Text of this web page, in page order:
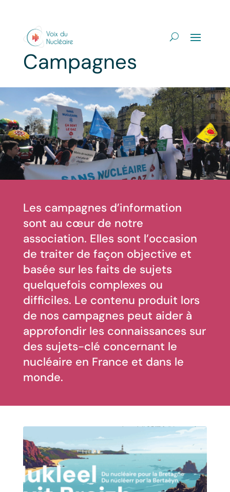
Campagnes
Les campagnes d’information
sont au cœur de notre
association. Elles sont l’occasion
de traiter de façon objective et
basée sur les faits de sujets
quelquefois complexes ou
difficiles. Le contenu produit lors
de nos campagnes peut aider à
approfondir les connaissances sur
des sujets-clé concernant le
nucléaire en France et dans le
monde.